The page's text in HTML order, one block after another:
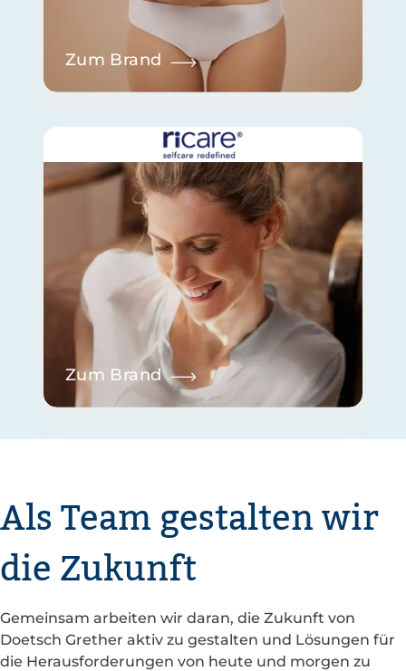
Zum Brand
Zum Brand
Als Team gestalten wir
die Zukunft
Gemeinsam arbeiten wir daran, die Zukunft von
Doetsch Grether aktiv zu gestalten und Lösungen für
die Herausforderungen von heute und morgen zu